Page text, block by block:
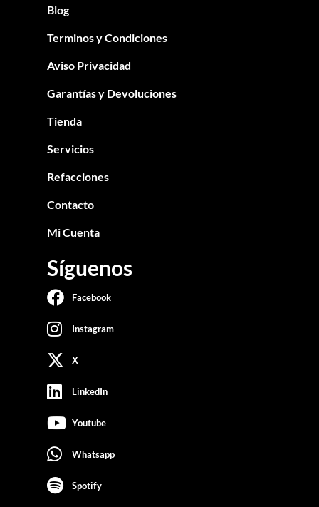
Blog
Terminos y Condiciones
Aviso Privacidad
Garantías y Devoluciones
Tienda
Servicios
Refacciones
Contacto
Mi Cuenta
Síguenos
Facebook
Instagram
X
LinkedIn
Youtube
Whatsapp
Spotify